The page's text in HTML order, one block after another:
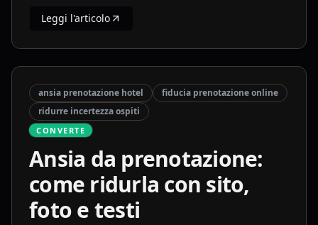
Leggi l'articolo
ansia prenotazione hotel
fiducia prenotazione online
ridurre incertezza ospiti
CONVERTE
Ansia da prenotazione:
come ridurla con sito,
foto e testi